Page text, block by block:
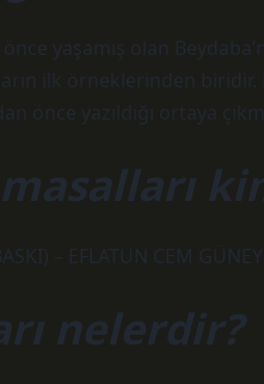
yaşamış olan
ilk örneklerinden
önce yazıldığı ortaya
– EFLATUN CEM
nelerdir?